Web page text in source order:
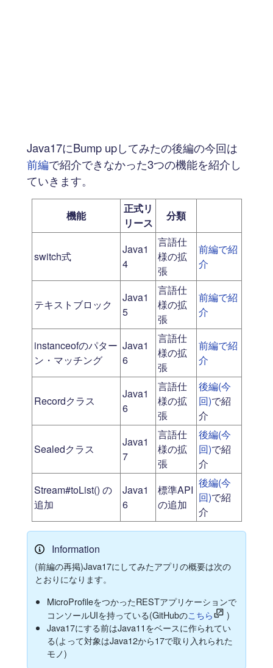
Java17にBump upしてみたの後編の今回は
前編で紹介できなかった3つの機能を紹介し
ていきます。
機能
正式リ
リース
分類
switch式
Java1
4
言語仕
様の拡
張
前編で紹
介
テキストブロック
Java1
5
言語仕
様の拡
張
前編で紹
介
instanceofのパター
ン・マッチング
Java1
6
言語仕
様の拡
張
前編で紹
介
Recordクラス
Java1
6
言語仕
様の拡
張
後編(今
回)で紹
介
Sealedクラス
Java1
7
言語仕
様の拡
張
後編(今
回)で紹
介
Stream#toList() の
追加
Java1
6
標準API
の追加
後編(今
回)で紹
介
Information
(前編の再掲)Java17にしてみたアプリの概要は次の
とおりになります。
MicroProfileをつかったRESTアプリケーションで
コンソールUIを持っている(GitHubのこちら
)
Java17にする前はJava11をベースに作られてい
る(よって対象はJava12から17で取り入れられた
モノ)